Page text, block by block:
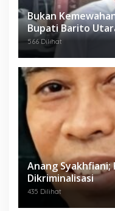
Bukan
Bupati Barito
566 Dilihat
Anang
Dikriminalisasi
435 Dilihat